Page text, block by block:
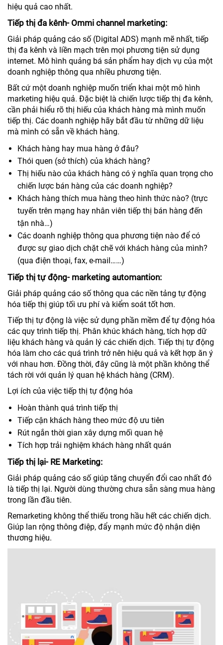
hiệu quả cao nhất.
Tiếp thị đa kênh- Ommi channel marketing:
Giải pháp quảng cáo số (Digital ADS) mạnh mẽ nhất, tiếp
thị đa kênh và liền mạch trên mọi phương tiện sử dụng
internet. Mô hình quảng bá sản phẩm hay dịch vụ của một
doanh nghiệp thông qua nhiều phương tiện.
Bất cứ một doanh nghiệp muốn triển khai một mô hình
marketing hiệu quả. Đặc biệt là chiến lược tiếp thị đa kênh,
cần phải hiểu rõ thị hiếu của khách hàng mà mình muốn
tiếp thị. Các doanh nghiệp hãy bắt đầu từ những dữ liệu
mà mình có sẵn về khách hàng.
Khách hàng hay mua hàng ở đâu?
Thói quen (sở thích) của khách hàng?
Thị hiếu nào của khách hàng có ý nghĩa quan trọng cho
chiến lược bán hàng của các doanh nghiệp?
Khách hàng thích mua hàng theo hình thức nào? (trực
tuyến trên mạng hay nhân viên tiếp thị bán hàng đến
tận nhà…)
Các doanh nghiệp thông qua phương tiện nào để có
được sự giao dịch chặt chẽ với khách hàng của mình?
(qua điện thoại, fax, e-mail……)
Tiếp thị tự động- marketing automantion:
Giải pháp quảng cáo số thông qua các nền tảng tự động
hóa tiếp thị giúp tối ưu phí và kiểm soát tốt hơn.
Tiếp thị tự động là việc sử dụng phần mềm để tự động hóa
các quy trình tiếp thị. Phân khúc khách hàng, tích hợp dữ
liệu khách hàng và quản lý các chiến dịch. Tiếp thị tự động
hóa làm cho các quá trình trở nên hiệu quả và kết hợp ăn ý
với nhau hơn. Đồng thời, đây cũng là một phần không thể
tách rời với quản lý quan hệ khách hàng (CRM).
Lợi ích của việc tiếp thị tự động hóa
Hoàn thành quá trình tiếp thị
Tiếp cận khách hàng theo mức độ ưu tiên
Rút ngắn thời gian xây dựng mối quan hệ
Tích hợp trải nghiệm khách hàng nhất quán
Tiếp thị lại- RE Marketing:
Giải pháp quảng cáo số giúp tăng chuyển đổi cao nhất đó
là tiếp thị lại. Người dùng thường chưa sẵn sàng mua hàng
trong lần đầu tiên.
Remarketing không thể thiếu trong hầu hết các chiến dịch.
Giúp lan rộng thông điệp, đẩy mạnh mức độ nhận diện
thương hiệu.